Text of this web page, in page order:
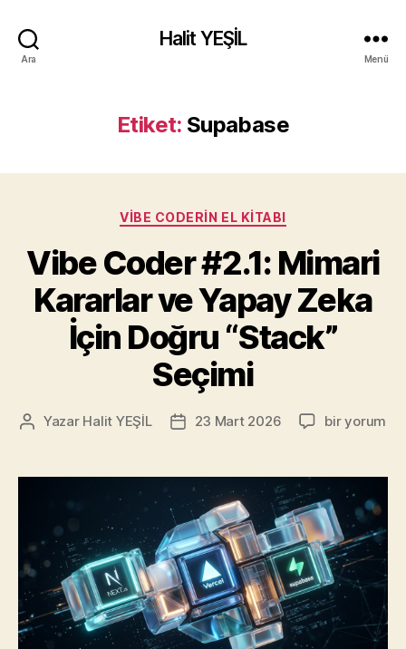
Ara
Halit YEŞİL
Menü
Etiket: Supabase
Kategoriler
VIBE CODERIN EL KITABI
Vibe Coder #2.1: Mimari
Kararlar ve Yapay Zeka
İçin Doğru “Stack”
Seçimi
Yazının
Yazar Halit YEŞİL
Yazı23 Mart 2026
Vibe
Mimari
Kararlar
ve
Yapay
Zeka
İçin
Doğru
“Stack”
Seçimi
bir yorum